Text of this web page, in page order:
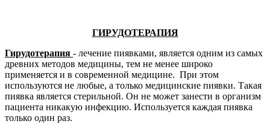
ГИРУДОТЕРАПИЯ
Гирудотерапия - лечение пиявками, является одним из самых
древних методов медицины, тем не менее широко
применяется и в современной медицине. При этом
используются не любые, а только медицинские пиявки. Такая
пиявка является стерильной. Он не может занести в организм
пациента никакую инфекцию. Используется каждая пиявка
только один раз.